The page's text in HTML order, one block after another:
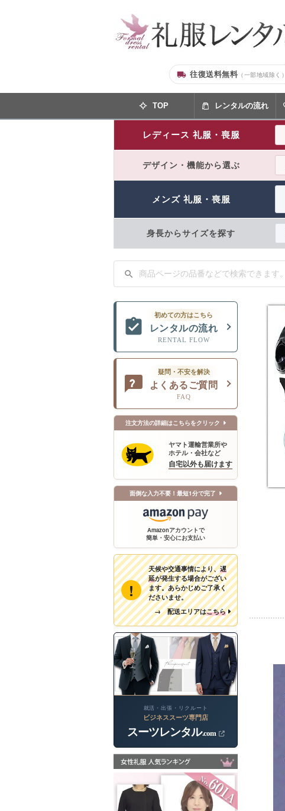
往復送料無料（一部地域除く）
TOP レンタルの流れ
レディース 礼服・喪服
デザイン・機能から選ぶ
メンズ 礼服・喪服
身長からサイズを探す
初めての方はこちら
レンタルの流れ
RENTAL FLOW
疑問・不安を解決
よくあるご質問
FAQ
注文方法の詳細はこちらをクリック
ヤマト運輸営業所や
ホテル・会社など
自宅以外も届けます
面倒な入力不要！最短1分で完了
Amazonアカウントで
簡単・安心にお支払い
!
天候や交通事情により、遅
延が発生する場合がござい
ます。あらかじめご了承く
ださいませ。
→ 配送エリアはこちら
就活・出張・リクルート
ビジネススーツ専門店
スーツレンタル.com